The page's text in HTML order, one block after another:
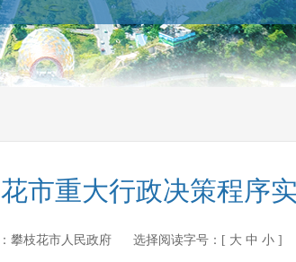
市重大行政决策程序
攀枝花市人民政府 选择阅读字号：[ 大 中 小 ]